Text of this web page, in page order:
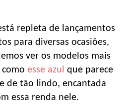
repleta de lançamentos
para diversas ocasiões,
ver os modelos mais
como esse azul que parece
de tão lindo, encantada
essa renda nele.